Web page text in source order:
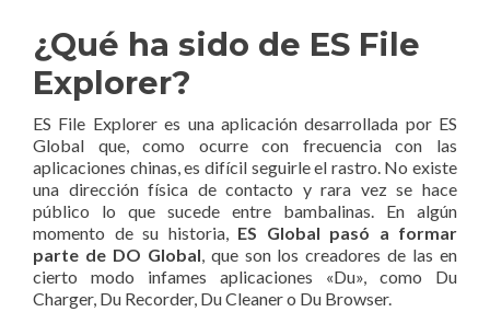
¿Qué ha sido de ES File
Explorer?
ES File Explorer es una aplicación desarrollada por ES
Global que, como ocurre con frecuencia con las
aplicaciones chinas, es difícil seguirle el rastro. No existe
una dirección física de contacto y rara vez se hace
público lo que sucede entre bambalinas. En algún
momento de su historia, ES Global pasó a formar
parte de DO Global, que son los creadores de las en
cierto modo infames aplicaciones «Du», como Du
Charger, Du Recorder, Du Cleaner o Du Browser.